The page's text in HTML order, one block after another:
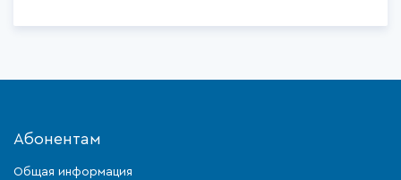
Абонентам
Общая информация